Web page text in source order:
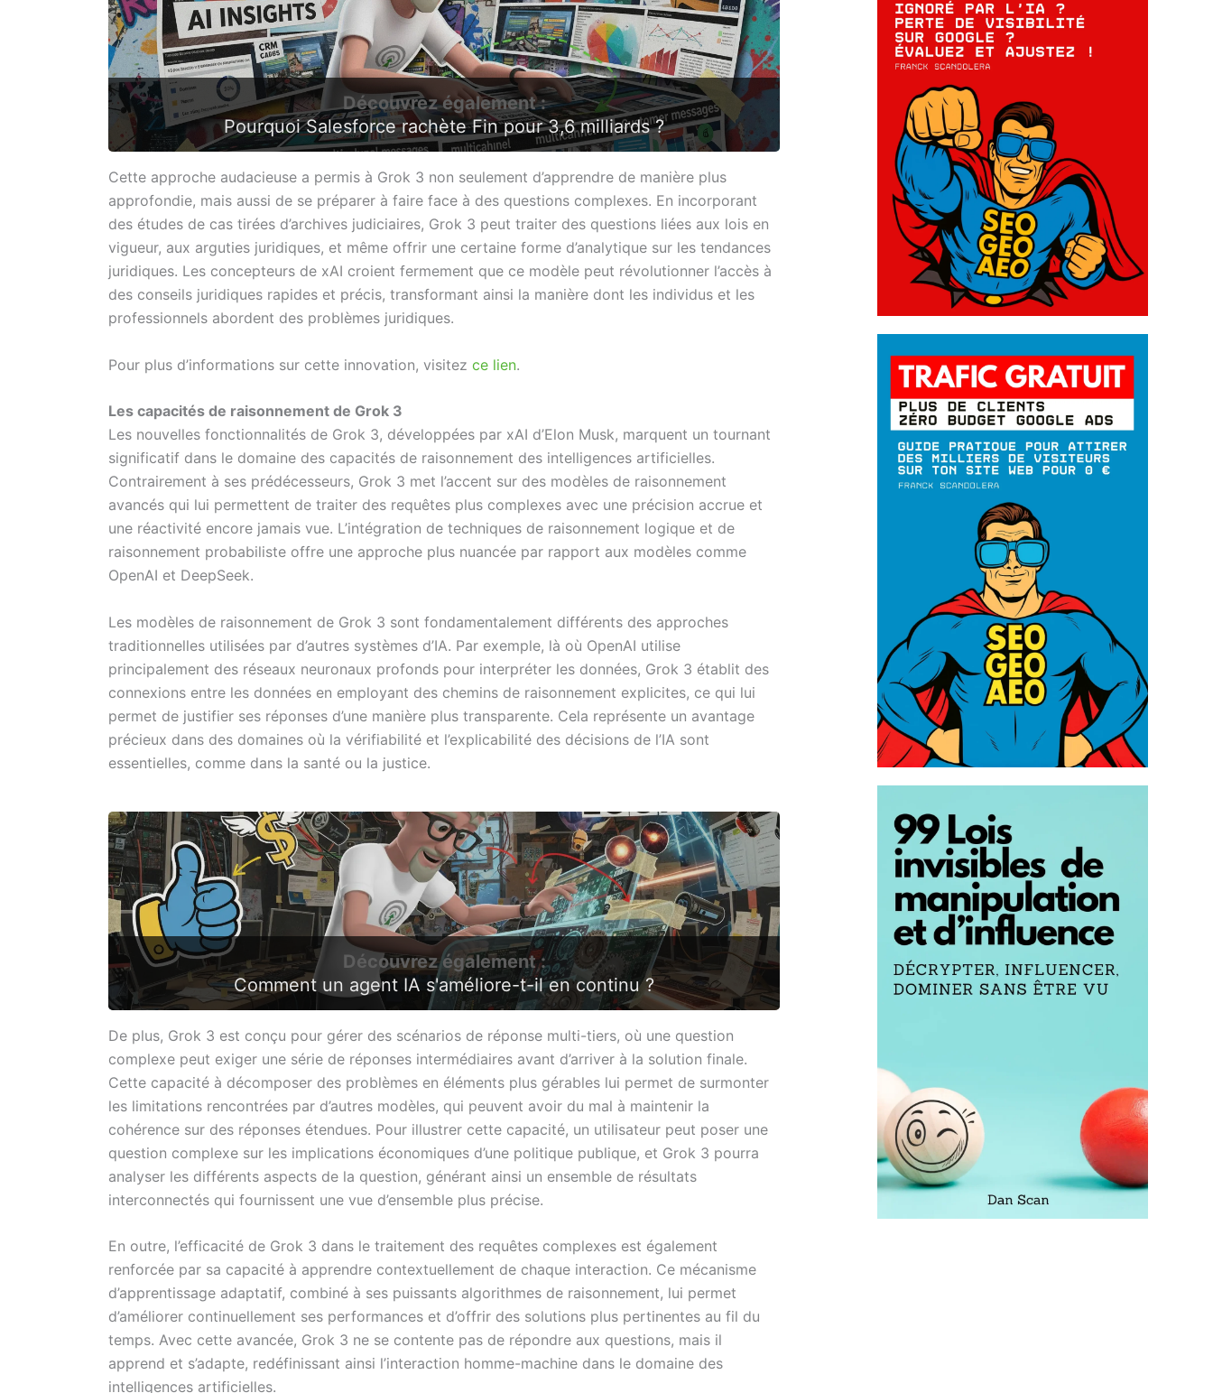
Découvrez également :
Pourquoi Salesforce rachète Fin pour 3,6 milliards ?
Cette approche audacieuse a permis à Grok 3 non seulement d’apprendre de manière plus
approfondie, mais aussi de se préparer à faire face à des questions complexes. En incorporant
des études de cas tirées d’archives judiciaires, Grok 3 peut traiter des questions liées aux lois en
vigueur, aux arguties juridiques, et même offrir une certaine forme d’analytique sur les tendances
juridiques. Les concepteurs de xAI croient fermement que ce modèle peut révolutionner l’accès à
des conseils juridiques rapides et précis, transformant ainsi la manière dont les individus et les
professionnels abordent des problèmes juridiques.
Pour plus d’informations sur cette innovation, visitez ce lien.
Les capacités de raisonnement de Grok 3
Les nouvelles fonctionnalités de Grok 3, développées par xAI d’Elon Musk, marquent un tournant
significatif dans le domaine des capacités de raisonnement des intelligences artificielles.
Contrairement à ses prédécesseurs, Grok 3 met l’accent sur des modèles de raisonnement
avancés qui lui permettent de traiter des requêtes plus complexes avec une précision accrue et
une réactivité encore jamais vue. L’intégration de techniques de raisonnement logique et de
raisonnement probabiliste offre une approche plus nuancée par rapport aux modèles comme
OpenAI et DeepSeek.
Les modèles de raisonnement de Grok 3 sont fondamentalement différents des approches
traditionnelles utilisées par d’autres systèmes d’IA. Par exemple, là où OpenAI utilise
principalement des réseaux neuronaux profonds pour interpréter les données, Grok 3 établit des
connexions entre les données en employant des chemins de raisonnement explicites, ce qui lui
permet de justifier ses réponses d’une manière plus transparente. Cela représente un avantage
précieux dans des domaines où la vérifiabilité et l’explicabilité des décisions de l’IA sont
essentielles, comme dans la santé ou la justice.
Découvrez également :
Comment un agent IA s'améliore-t-il en continu ?
De plus, Grok 3 est conçu pour gérer des scénarios de réponse multi-tiers, où une question
complexe peut exiger une série de réponses intermédiaires avant d’arriver à la solution finale.
Cette capacité à décomposer des problèmes en éléments plus gérables lui permet de surmonter
les limitations rencontrées par d’autres modèles, qui peuvent avoir du mal à maintenir la
cohérence sur des réponses étendues. Pour illustrer cette capacité, un utilisateur peut poser une
question complexe sur les implications économiques d’une politique publique, et Grok 3 pourra
analyser les différents aspects de la question, générant ainsi un ensemble de résultats
interconnectés qui fournissent une vue d’ensemble plus précise.
En outre, l’efficacité de Grok 3 dans le traitement des requêtes complexes est également
renforcée par sa capacité à apprendre contextuellement de chaque interaction. Ce mécanisme
d’apprentissage adaptatif, combiné à ses puissants algorithmes de raisonnement, lui permet
d’améliorer continuellement ses performances et d’offrir des solutions plus pertinentes au fil du
temps. Avec cette avancée, Grok 3 ne se contente pas de répondre aux questions, mais il
apprend et s’adapte, redéfinissant ainsi l’interaction homme-machine dans le domaine des
intelligences artificielles.